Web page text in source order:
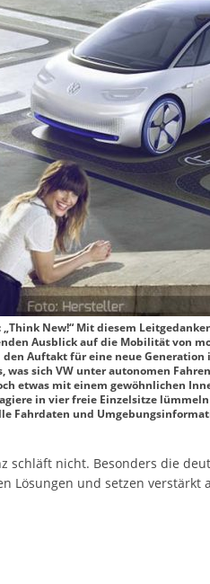
New!“ Mit diesem
Ausblick auf die Mobilität von
Auftakt für eine neue
sich VW unter autonomen
etwas mit einem gewöhnlichen
in vier freie Einzelsitze
Fahrdaten und
schläft nicht. Besonders die
Lösungen und setzen verstärkt